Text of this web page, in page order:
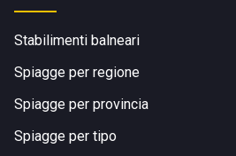
Stabilimenti balneari
Spiagge per regione
Spiagge per provincia
Spiagge per tipo